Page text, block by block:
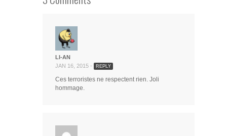
LI-AN
JAN 16, 2015 -
REPLY
Ces terroristes ne respectent rien. Joli
hommage.